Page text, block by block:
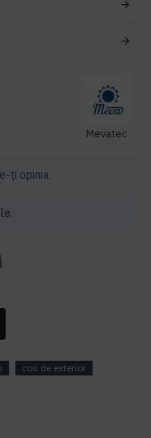
Mevatec
ţi opinia
cos de exterior